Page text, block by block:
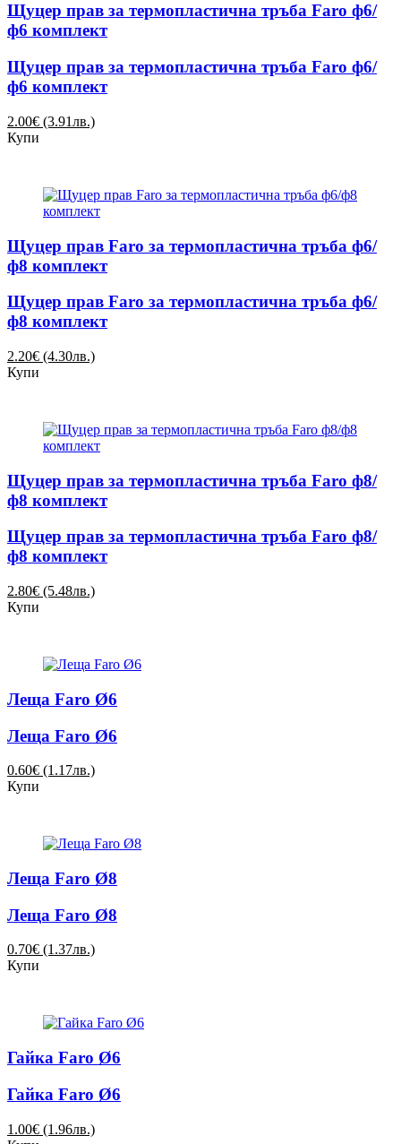
Щуцер прав за термопластична тръба Faro ф6/
ф6 комплект
Щуцер прав за термопластична тръба Faro ф6/
ф6 комплект
2.00€ (3.91лв.)
Купи
Щуцер прав Faro за термопластична тръба ф6/
ф8 комплект
Щуцер прав Faro за термопластична тръба ф6/
ф8 комплект
2.20€ (4.30лв.)
Купи
Щуцер прав за термопластична тръба Faro ф8/
ф8 комплект
Щуцер прав за термопластична тръба Faro ф8/
ф8 комплект
2.80€ (5.48лв.)
Купи
Леща Faro Ø6
Леща Faro Ø6
0.60€ (1.17лв.)
Купи
Леща Faro Ø8
Леща Faro Ø8
0.70€ (1.37лв.)
Купи
Гайка Faro Ø6
Гайка Faro Ø6
1.00€ (1.96лв.)